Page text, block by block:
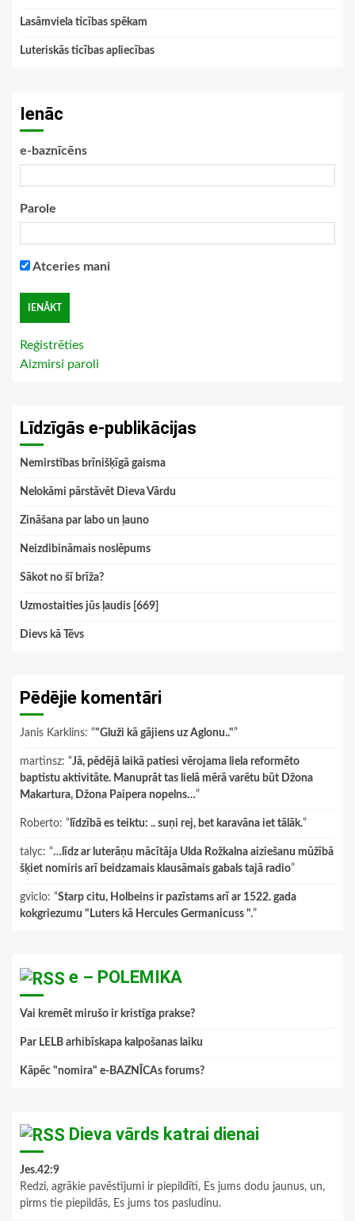
Lasāmviela ticības spēkam
Luteriskās ticības apliecības
Ienāc
e-baznīcēns
Parole
Atceries mani
Reģistrēties
Aizmirsi paroli
Līdzīgās e-publikācijas
Nemirstības brīnišķīgā gaisma
Nelokāmi pārstāvēt Dieva Vārdu
Zināšana par labo un ļauno
Neizdibināmais noslēpums
Sākot no šī brīža?
Uzmostaities jūs ļaudis [669]
Dievs kā Tēvs
Pēdējie komentāri
Janis Karklins: “"Gluži kā gājiens uz Aglonu.."”
martinsz: “Jā, pēdējā laikā patiesi vērojama liela reformēto
baptistu aktivitāte. Manuprāt tas lielā mērā varētu būt Džona
Makartura, Džona Paipera nopelns…”
Roberto: “ līdzībā es teiktu: .. suņi rej, bet karavāna iet tālāk.”
talyc: “…līdz ar luterāņu mācītāja Ulda Rožkalna aiziešanu mūžībā
šķiet nomiris arī beidzamais klausāmais gabals tajā radio”
gviclo: “Starp citu, Holbeins ir pazīstams arī ar 1522. gada
kokgriezumu "Luters kā Hercules Germanicuss ".”
e – POLEMIKA
Vai kremēt mirušo ir kristīga prakse?
Par LELB arhibīskapa kalpošanas laiku
Kāpēc "nomira" e-BAZNĪCAs forums?
Dieva vārds katrai dienai
Jes.42:9
Redzi, agrākie pavēstījumi ir piepildīti, Es jums dodu jaunus, un,
pirms tie piepildās, Es jums tos pasludinu.